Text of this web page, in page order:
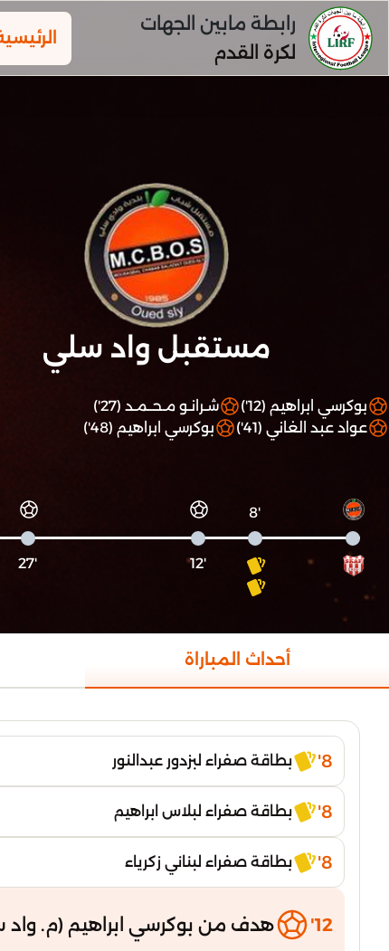
رابطة مابين الجهات
لكرة القدم
مستقبل واد سلي
بوكرسي ابراهيم (12')
شـرانـو مـحــمـد (27')
عواد عبد الغاني (41')
بوكرسي ابراهيم (48')
'8
'12
'27
أحداث المباراة
8' بطاقة صفراء لبزدور عبدالنور
8' بطاقة صفراء لبلاس ابراهيم
8' بطاقة صفراء لبناني زكرياء
12' هدف من بوكرسي ابراهيم (م. واد